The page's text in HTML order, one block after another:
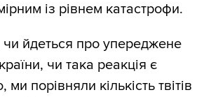
із рівнем катастрофи.
йдеться про упереджене
чи така реакція є
порівняли кількість твітів